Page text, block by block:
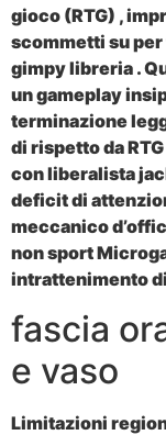
gioco (RTG) ,
scommetti su per
gimpy libreria .
un gameplay
terminazione
di rispetto da
con liberalista
deficit di
meccanico
non sport
intrattenimento
fascia
e vaso
Limitazioni